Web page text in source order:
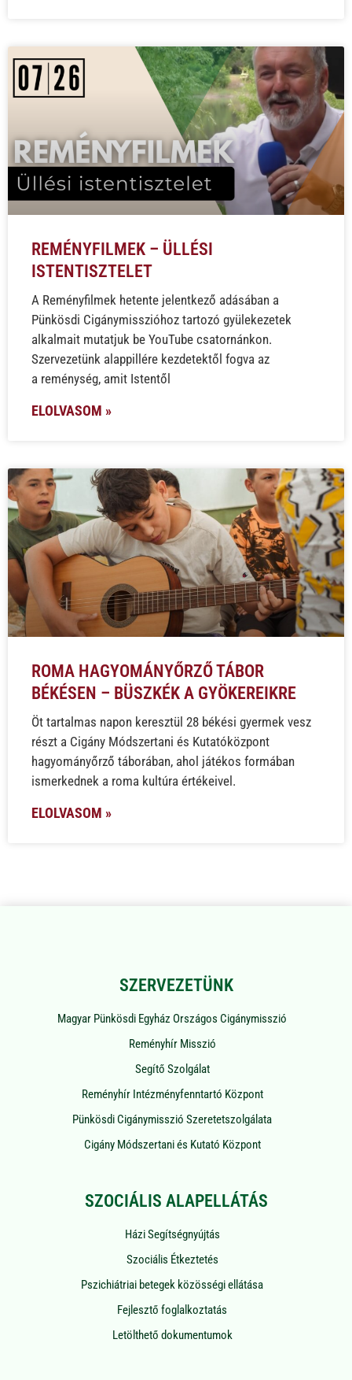
REMÉNYFILMEK – ÜLLÉSI
ISTENTISZTELET
A Reményfilmek hetente jelentkező adásában a
Pünkösdi Cigánymisszióhoz tartozó gyülekezetek
alkalmait mutatjuk be YouTube csatornánkon.
Szervezetünk alappillére kezdetektől fogva az
a reménység, amit Istentől
ELOLVASOM »
ROMA HAGYOMÁNYŐRZŐ TÁBOR
BÉKÉSEN – BÜSZKÉK A GYÖKEREIKRE
Öt tartalmas napon keresztül 28 békési gyermek vesz
részt a Cigány Módszertani és Kutatóközpont
hagyományőrző táborában, ahol játékos formában
ismerkednek a roma kultúra értékeivel.
ELOLVASOM »
SZERVEZETÜNK
Magyar Pünkösdi Egyház Országos Cigánymisszió
Reményhír Misszió
Segítő Szolgálat
Reményhír Intézményfenntartó Központ
Pünkösdi Cigánymisszió Szeretetszolgálata
Cigány Módszertani és Kutató Központ
SZOCIÁLIS ALAPELLÁTÁS
Házi Segítségnyújtás
Szociális Étkeztetés
Pszichiátriai betegek közösségi ellátása
Fejlesztő foglalkoztatás
Letölthető dokumentumok